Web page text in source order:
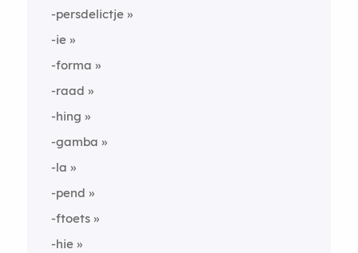
-persdelictje
-ie
-forma
-raad
-hing
-gamba
-la
-pend
-ftoets
-hie